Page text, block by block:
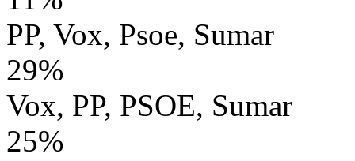
PP, Vox, Psoe, Sumar
29%
Vox, PP, PSOE, Sumar
25%